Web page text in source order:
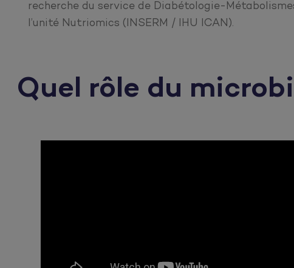
recherche du service de Diabétologie-
l’unité Nutriomics (INSERM / IHU ICAN).
Quel rôle du